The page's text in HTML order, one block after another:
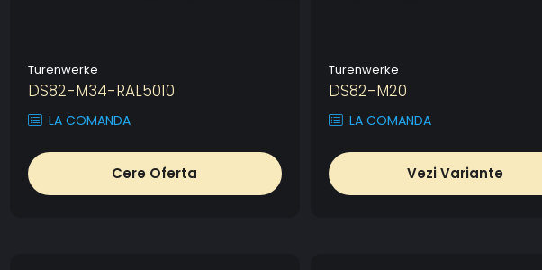
Turenwerke
DS82-M34-RAL5010
LA COMANDA
Cere Oferta
Turenwerke
DS82-M20
LA COMANDA
Vezi Variante